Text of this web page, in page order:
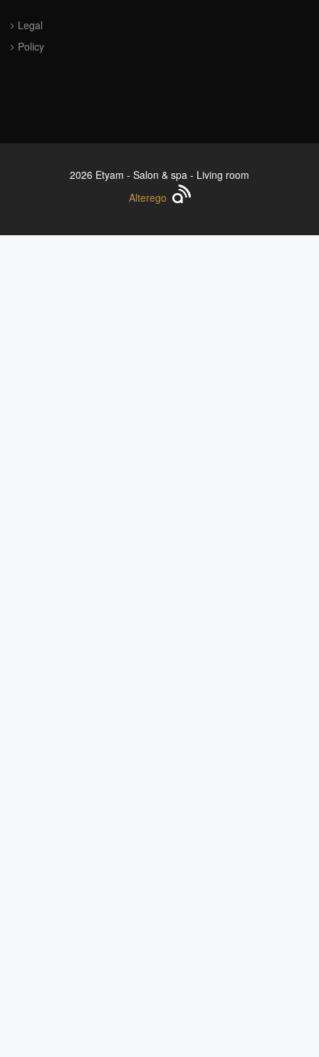
Legal
Policy
2026 Etyam - Salon & spa - Living room
Alterego